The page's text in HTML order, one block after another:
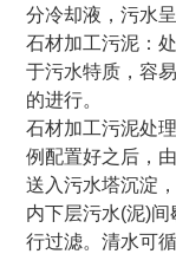
分冷却液，污水呈
石材加工污泥：
于污水特质，容
的进行。
石材加工污泥处
例配置好之后，
送入污水塔沉淀
内下层污水(泥)
行过滤。清水可